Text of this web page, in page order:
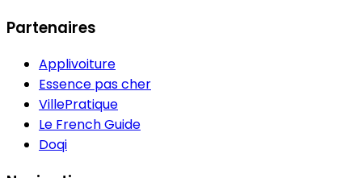
Partenaires
Applivoiture
Essence pas cher
VillePratique
Le French Guide
Doqi